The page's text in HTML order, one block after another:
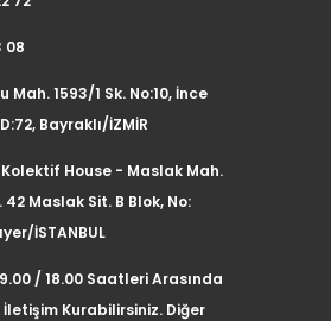
08
Mah. 1593/1 Sk. No:10, İnce
Bayraklı/İZMİR
House - Maslak Mah.
42 Maslak Sit. B Blok, No:
İSTANBUL
/ 18.00 Saatleri Arasında
Kurabilirsiniz. Diğer